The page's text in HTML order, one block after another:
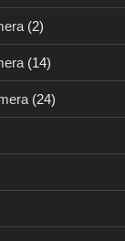
(2)
(14)
(24)